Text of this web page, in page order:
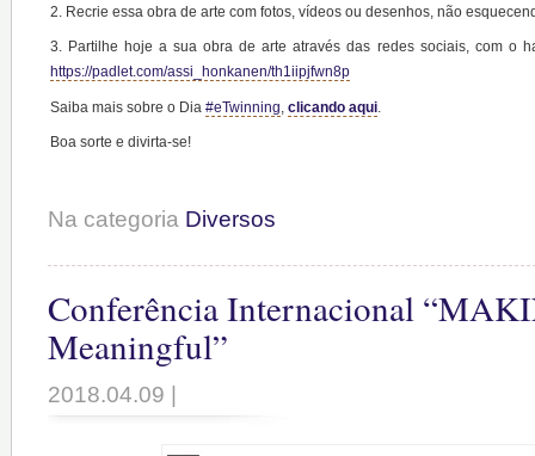
2. Recrie essa obra de arte com fotos, vídeos ou desenhos, não
3. Partilhe hoje a sua obra de arte através das redes sociais, com o
https://padlet.com/assi_honkanen/th1iipjfwn8p
Saiba mais sobre o Dia #eTwinning clicando aqui
Boa sorte e divirta-se!
Na categoria Diversos
Conferência Internacional
Meaningful”
2018.04.09 |